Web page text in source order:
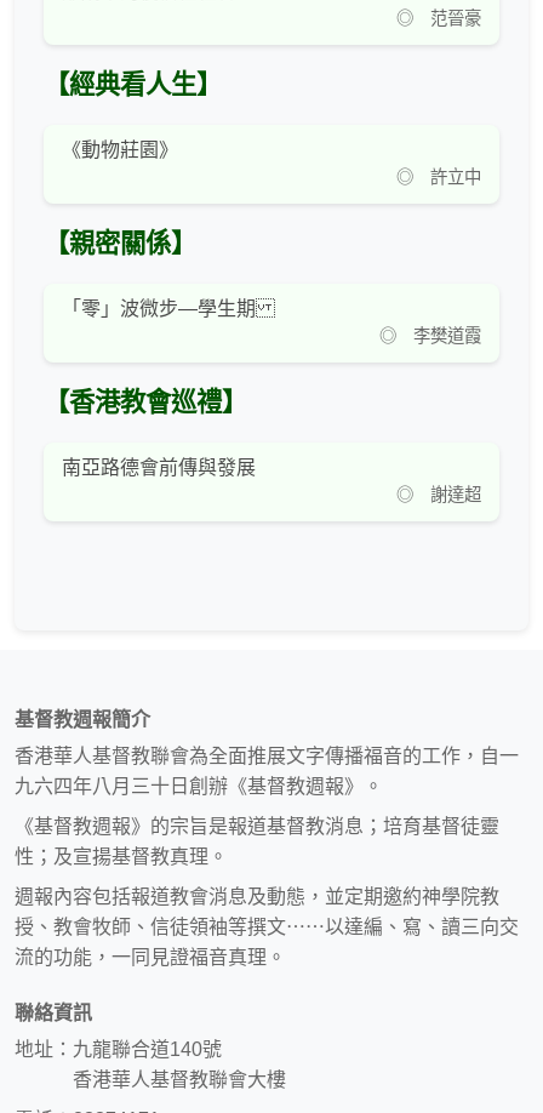
◎ 范晉豪
【經典看人生】
《動物莊園》
◎ 許立中
【親密關係】
「零」波微步—學生期
◎ 李樊道霞
【香港教會巡禮】
南亞路德會前傳與發展
◎ 謝達超
基督教週報簡介
香港華人基督教聯會為全面推展文字傳播福音的工作，自一
九六四年八月三十日創辦《基督教週報》。
《基督教週報》的宗旨是報道基督教消息；培育基督徒靈
性；及宣揚基督教真理。
週報內容包括報道教會消息及動態，並定期邀約神學院教
授、教會牧師、信徒領袖等撰文⋯⋯以達編、寫、讀三向交
流的功能，一同見證福音真理。
聯絡資訊
地址：九龍聯合道140號
香港華人基督教聯會大樓